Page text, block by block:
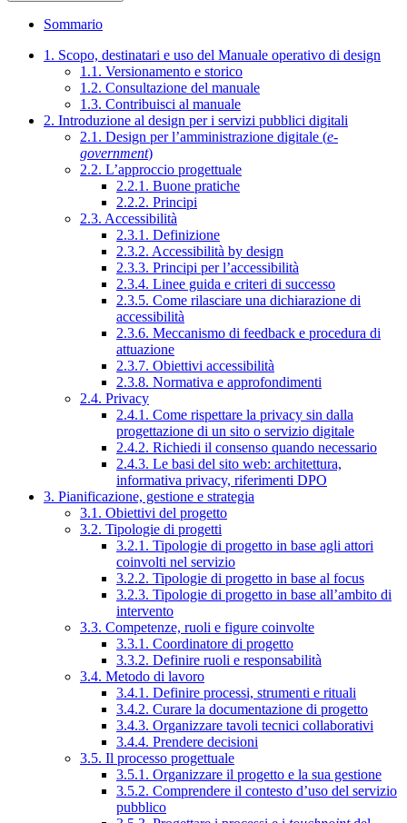
Sommario
1. Scopo, destinatari e uso del Manuale operativo di design
1.1. Versionamento e storico
1.2. Consultazione del manuale
1.3. Contribuisci al manuale
2. Introduzione al design per i servizi pubblici digitali
2.1. Design per l’amministrazione digitale (e-
government)
2.2. L’approccio progettuale
2.2.1. Buone pratiche
2.2.2. Principi
2.3. Accessibilità
2.3.1. Definizione
2.3.2. Accessibilità by design
2.3.3. Principi per l’accessibilità
2.3.4. Linee guida e criteri di successo
2.3.5. Come rilasciare una dichiarazione di
accessibilità
2.3.6. Meccanismo di feedback e procedura di
attuazione
2.3.7. Obiettivi accessibilità
2.3.8. Normativa e approfondimenti
2.4. Privacy
2.4.1. Come rispettare la privacy sin dalla
progettazione di un sito o servizio digitale
2.4.2. Richiedi il consenso quando necessario
2.4.3. Le basi del sito web: architettura,
informativa privacy, riferimenti DPO
3. Pianificazione, gestione e strategia
3.1. Obiettivi del progetto
3.2. Tipologie di progetti
3.2.1. Tipologie di progetto in base agli attori
coinvolti nel servizio
3.2.2. Tipologie di progetto in base al focus
3.2.3. Tipologie di progetto in base all’ambito di
intervento
3.3. Competenze, ruoli e figure coinvolte
3.3.1. Coordinatore di progetto
3.3.2. Definire ruoli e responsabilità
3.4. Metodo di lavoro
3.4.1. Definire processi, strumenti e rituali
3.4.2. Curare la documentazione di progetto
3.4.3. Organizzare tavoli tecnici collaborativi
3.4.4. Prendere decisioni
3.5. Il processo progettuale
3.5.1. Organizzare il progetto e la sua gestione
3.5.2. Comprendere il contesto d’uso del servizio
pubblico